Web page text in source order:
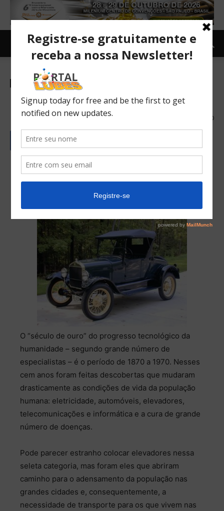
Carro e Moto Carro
O futuro do automóvel
21/12/2016 940
Automóveis e o “seculo de
O “século de ouro” do progresso tecnológico da
humanidade – segundo grande número de
especialistas – é o período de 1870 a 1970. Nesses
cem anos foram feitas descobertas que mudaram
drasticamente as condições de vida da população
humana: eletricidade, automóveis, elevadores,
telecomunicações e informática e a cura de grande
número de doenças.
Pode parecer estranho colocar elevadores nessa
seleta categoria, mas foram eles que abriram
caminho para o adensamento da população nas
grandes cidades e, consequentemente, a
necessidade de transporte para os que vivem nas